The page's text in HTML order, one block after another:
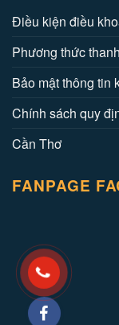
Điều kiện điều
Phương thức
Bảo mật thông tin
Chính sách quy
Cần Thơ
FANPAGE